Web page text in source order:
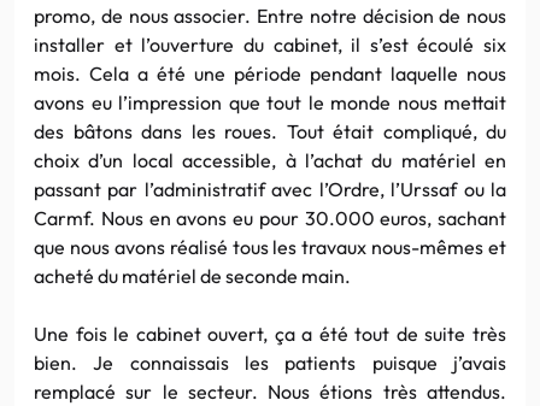
promo, de nous associer. Entre notre décision de nous
installer et l’ouverture du cabinet, il s’est écoulé six
mois. Cela a été une période pendant laquelle nous
avons eu l’impression que tout le monde nous mettait
des bâtons dans les roues. Tout était compliqué, du
choix d’un local accessible, à l’achat du matériel en
passant par l’administratif avec l’Ordre, l’Urssaf ou la
Carmf. Nous en avons eu pour 30.000 euros, sachant
que nous avons réalisé tous les travaux nous-mêmes et
acheté du matériel de seconde main.
Une fois le cabinet ouvert, ça a été tout de suite très
bien. Je connaissais les patients puisque j’avais
remplacé sur le secteur. Nous étions très attendus.